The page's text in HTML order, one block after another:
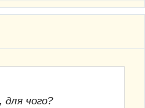
для чого?